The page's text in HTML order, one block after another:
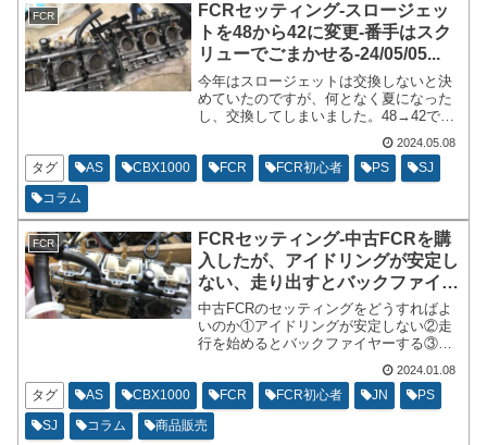
FCR
FCRセッティング-スロージェッ
トを48から42に変更‐番手はスク
リューでごまかせる-24/05/05...
今年はスロージェットは交換しないと決
めていたのですが、何となく夏になった
し、交換してしまいました。48→42で
いうよりはスロージェットを交換してか
らスクリューでごまかしてセッティング
をした内容になっております。スロージ
め～3/8程度まで影響を及ぼします。
2024.05.08
タグ AS CBX1000 FCR FCR初心者 PS
SJ
コラム
FCR
FCRセッティング-中古FCRを購
入したが、アイドリングが安定し
ない、走り出すとバックファイヤ
ーする...
中古FCRのセッティングをどうすればよ
いのか①アイドリングが安定しない②走
行を始めるとバックファイヤーする③走
行を始めるともたついて吹け上がらな
い。SNSやウェブから先人達がセッティ
ングした内容を元にジェット類を選定し
てパイロットスクリューとエアスクリュ
ーを調整で何とかなると思います。
2024.01.08
タグ AS CBX1000 FCR FCR初心者 JN
PS
SJ
コラム 商品販売